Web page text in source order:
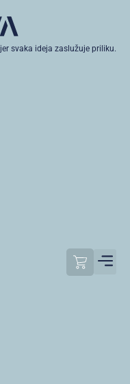
svaka ideja zaslužuje priliku.